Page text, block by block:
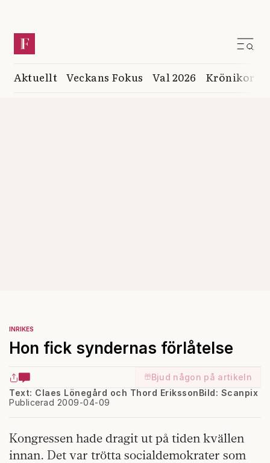
Aktuellt Veckans Fokus Val 2026 Krönikor
INRIKES
Hon fick syndernas förlåtelse
Bjud någon på artikeln
Text: Claes Lönegård och Thord Eriksson
Publicerad 2009-04-09
Bild: Scanpix
Kongressen hade dragit ut på tiden kvällen
innan. Det var trötta socialdemokrater som